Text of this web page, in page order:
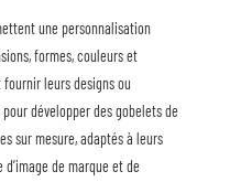
une personnalisation
formes, couleurs et
leurs designs ou
développer des gobelets de
sur mesure, adaptés à leurs
de marque et de